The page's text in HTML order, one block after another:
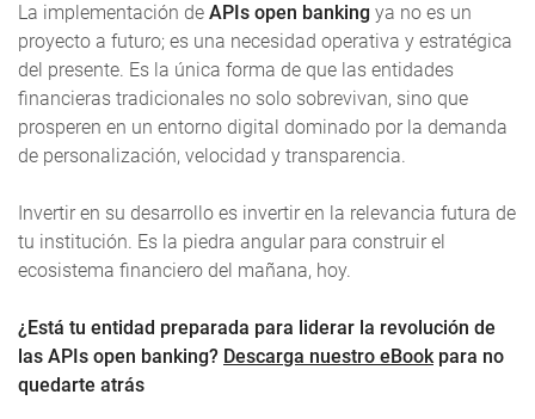
La implementación de APIs open banking ya no es un
proyecto a futuro; es una necesidad operativa y estratégica
del presente. Es la única forma de que las entidades
financieras tradicionales no solo sobrevivan, sino que
prosperen en un entorno digital dominado por la demanda
de personalización, velocidad y transparencia.
Invertir en su desarrollo es invertir en la relevancia futura de
tu institución. Es la piedra angular para construir el
ecosistema financiero del mañana, hoy.
¿Está tu entidad preparada para liderar la revolución de
las APIs open banking? Descarga nuestro eBookpara no
quedarte atrás